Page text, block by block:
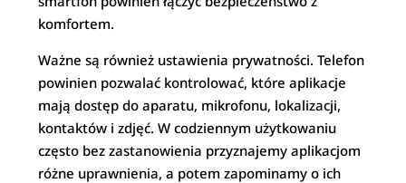
komfortem.
Ważne są również ustawienia prywatności. Telefon
powinien pozwalać kontrolować, które aplikacje
mają dostęp do aparatu, mikrofonu, lokalizacji,
kontaktów i zdjęć. W codziennym użytkowaniu
często bez zastanowienia przyznajemy aplikacjom
różne uprawnienia, a potem zapominamy o ich